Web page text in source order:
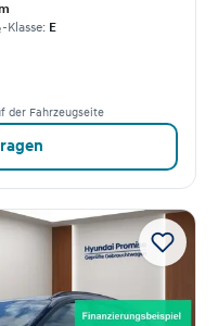
Klasse: E
der Fahrzeugseite